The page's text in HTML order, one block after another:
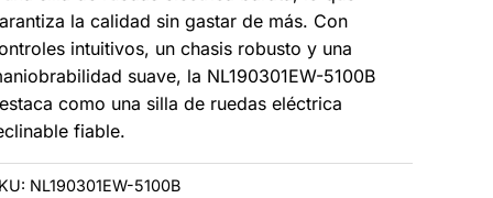
la calidad sin gastar de más. Con
intuitivos, un chasis robusto y una
suave, la NL190301EW-5100B
como una silla de ruedas eléctrica
fiable.
NL190301EW-5100B